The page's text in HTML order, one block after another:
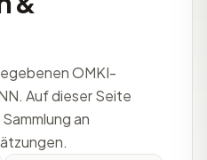
OMKI-
Auf dieser Seite
an